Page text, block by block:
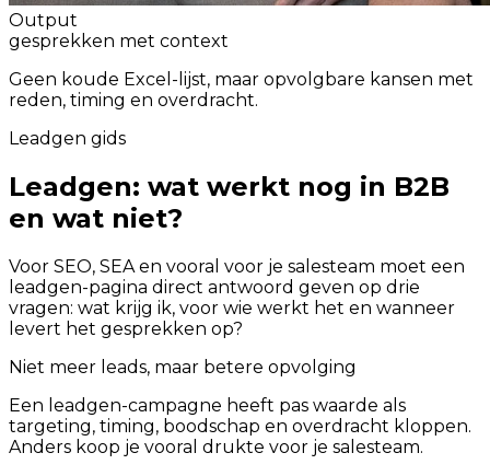
Output
gesprekken met context
Geen koude Excel-lijst, maar opvolgbare kansen met
reden, timing en overdracht.
Leadgen gids
Leadgen: wat werkt nog in B2B
en wat niet?
Voor SEO, SEA en vooral voor je salesteam moet een
leadgen-pagina direct antwoord geven op drie
vragen: wat krijg ik, voor wie werkt het en wanneer
levert het gesprekken op?
Niet meer leads, maar betere opvolging
Een leadgen-campagne heeft pas waarde als
targeting, timing, boodschap en overdracht kloppen.
Anders koop je vooral drukte voor je salesteam.